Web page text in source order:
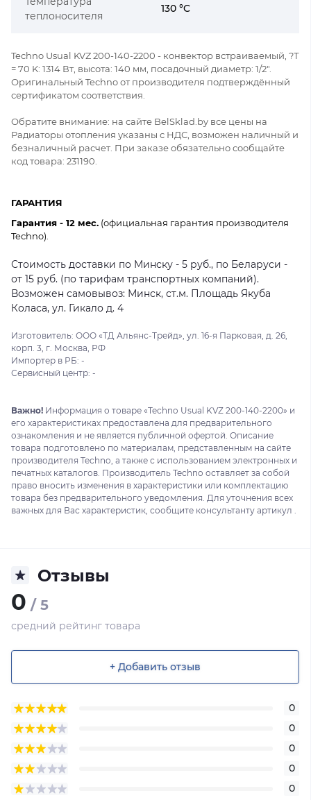
теплоносителя
130 °C
Techno Usual KVZ 200-140-2200 - конвектор встраиваемый, ?Т
= 70 K: 1314 Вт, высота: 140 мм, посадочный диаметр: 1/2".
Оригинальный Techno от производителя подтверждённый
сертификатом соответствия.
Обратите внимание: на сайте BelSklad.by все цены на
Радиаторы отопления указаны с НДС, возможен наличный и
безналичный расчет. При заказе обязательно сообщайте
код товара: 231190.
ГАРАНТИЯ
Гарантия - 12 мес. (официальная гарантия производителя
Techno).
Стоимость доставки по Минску - 5 руб., по Беларуси -
от 15 руб. (по тарифам транспортных компаний).
Возможен самовывоз: Минск, ст.м. Площадь Якуба
Коласа, ул. Гикало д. 4
Изготовитель: ООО «ТД Альянс-Трейд», ул. 16-я Парковая, д. 26,
корп. 3, г. Москва, РФ
Импортер в РБ: -
Сервисный центр: -
Важно! Информация о товаре «Techno Usual KVZ 200-140-2200» и
его характеристиках предоставлена для предварительного
ознакомления и не является публичной офертой. Описание
товара подготовлено по материалам, представленным на сайте
производителя Techno, а также с использованием электронных и
печатных каталогов. Производитель Techno оставляет за собой
право вносить изменения в характеристики или комплектацию
товара без предварительного уведомления. Для уточнения всех
важных для Вас характеристик, сообщите консультанту артикул .
Отзывы
0 / 5
средний рейтинг товара
+ Добавить отзыв
0
0
0
0
0